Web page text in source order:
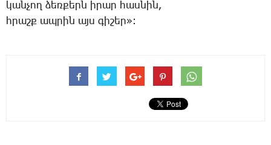
կան­չող ձեռ­քերն ի­րար հաս­նին,
հրաշք ապ­րին այս գի­շեր»: